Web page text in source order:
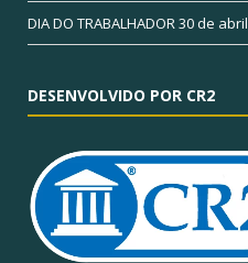
DIA DO TRABALHADOR 30 de
DESENVOLVIDO POR CR2